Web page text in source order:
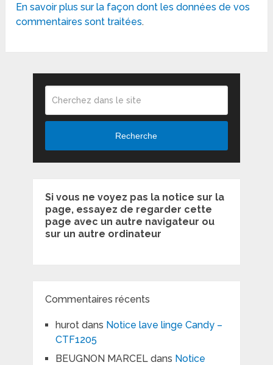
En savoir plus sur la façon dont les données de vos
commentaires sont traitées.
Recherche
Si vous ne voyez pas la notice sur la
page, essayez de regarder cette
page avec un autre navigateur ou
sur un autre ordinateur
Commentaires récents
hurotdans Notice lave linge Candy –
CTF1205
BEUGNON MARCELdans Notice